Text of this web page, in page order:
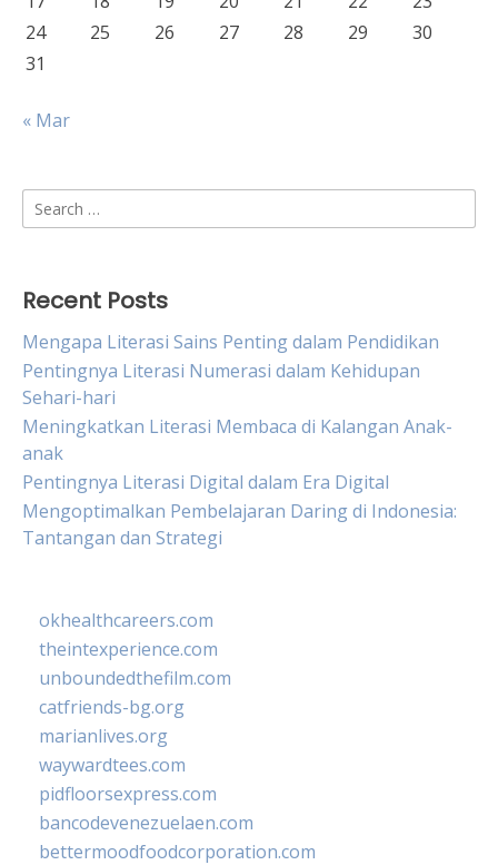
24
25 26 27 28 29
30
31
« Mar
Search
for:
Recent Posts
Mengapa Literasi Sains Penting dalam Pendidikan
Pentingnya Literasi Numerasi dalam Kehidupan
Sehari-hari
Meningkatkan Literasi Membaca di Kalangan Anak-
anak
Pentingnya Literasi Digital dalam Era Digital
Mengoptimalkan Pembelajaran Daring di Indonesia:
Tantangan dan Strategi
okhealthcareers.com
theintexperience.com
unboundedthefilm.com
catfriends-bg.org
marianlives.org
waywardtees.com
pidfloorsexpress.com
bancodevenezuelaen.com
bettermoodfoodcorporation.com